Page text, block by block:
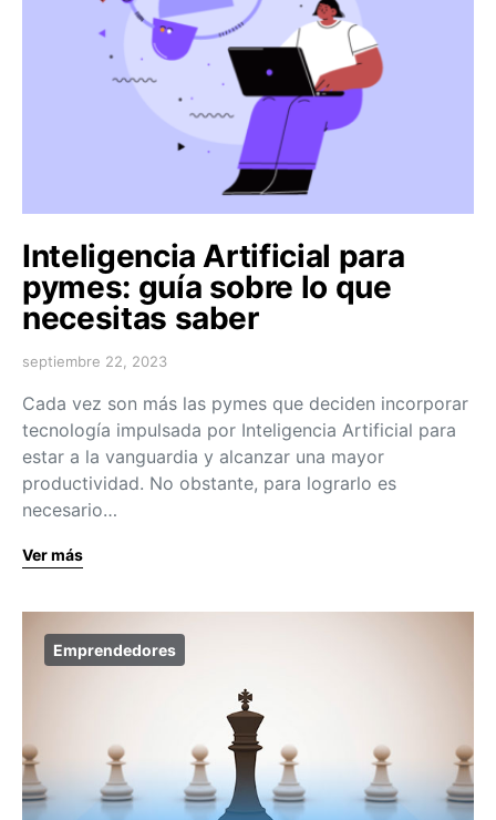
Inteligencia Artificial para
pymes: guía sobre lo que
necesitas saber
septiembre 22, 2023
Cada vez son más las pymes que deciden incorporar
tecnología impulsada por Inteligencia Artificial para
estar a la vanguardia y alcanzar una mayor
productividad. No obstante, para lograrlo es
necesario…
Ver más
Emprendedores